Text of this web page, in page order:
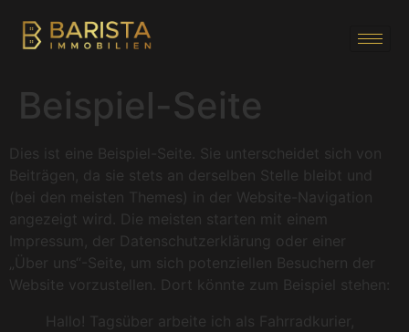
Beispiel-Seite
Dies ist eine Beispiel-Seite. Sie unterscheidet sich von
Beiträgen, da sie stets an derselben Stelle bleibt und
(bei den meisten Themes) in der Website-Navigation
angezeigt wird. Die meisten starten mit einem
Impressum, der Datenschutzerklärung oder einer
„Über uns“-Seite, um sich potenziellen Besuchern der
Website vorzustellen. Dort könnte zum Beispiel stehen:
Hallo! Tagsüber arbeite ich als Fahrradkurier,